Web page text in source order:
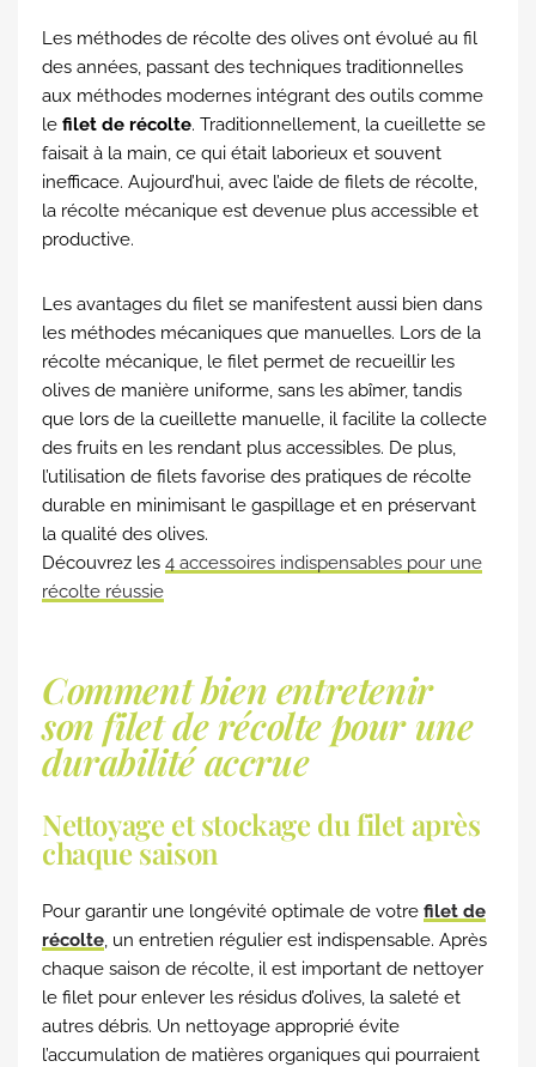
Les méthodes de récolte des olives ont évolué au fil
des années, passant des techniques traditionnelles
aux méthodes modernes intégrant des outils comme
le filet de récolte. Traditionnellement, la cueillette se
faisait à la main, ce qui était laborieux et souvent
inefficace. Aujourd’hui, avec l’aide de filets de récolte,
la récolte mécanique est devenue plus accessible et
productive.
Les avantages du filet se manifestent aussi bien dans
les méthodes mécaniques que manuelles. Lors de la
récolte mécanique, le filet permet de recueillir les
olives de manière uniforme, sans les abîmer, tandis
que lors de la cueillette manuelle, il facilite la collecte
des fruits en les rendant plus accessibles. De plus,
l’utilisation de filets favorise des pratiques de récolte
durable en minimisant le gaspillage et en préservant
la qualité des olives.
Découvrez les 4 accessoires indispensables pour une
récolte réussie
Comment bien entretenir
son filet de récolte pour une
durabilité accrue
Nettoyage et stockage du filet après
chaque saison
Pour garantir une longévité optimale de votre filet de
récolte, un entretien régulier est indispensable. Après
chaque saison de récolte, il est important de nettoyer
le filet pour enlever les résidus d’olives, la saleté et
autres débris. Un nettoyage approprié évite
l’accumulation de matières organiques qui pourraient